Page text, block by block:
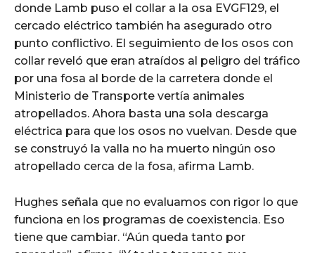
donde Lamb puso el collar a la osa EVGF129, el
cercado eléctrico también ha asegurado otro
punto conflictivo. El seguimiento de los osos con
collar reveló que eran atraídos al peligro del tráfico
por una fosa al borde de la carretera donde el
Ministerio de Transporte vertía animales
atropellados. Ahora basta una sola descarga
eléctrica para que los osos no vuelvan. Desde que
se construyó la valla no ha muerto ningún oso
atropellado cerca de la fosa, afirma Lamb.
Hughes señala que no evaluamos con rigor lo que
funciona en los programas de coexistencia. Eso
tiene que cambiar. “Aún queda tanto por